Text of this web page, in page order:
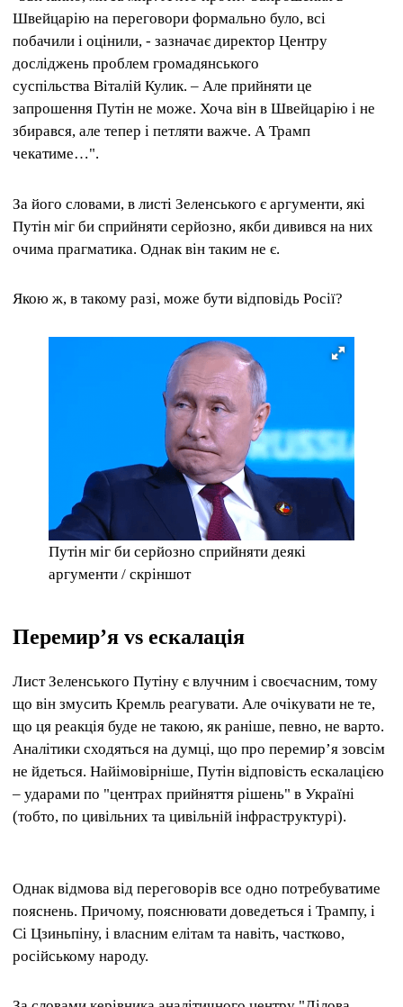
Швейцарію на переговори формально було, всі
побачили і оцінили, - зазначає директор Центру
досліджень проблем громадянського
суспільства Віталій Кулик. – Але прийняти це
запрошення Путін не може. Хоча він в Швейцарію і не
збирався, але тепер і петляти важче. А Трамп
чекатиме…".
За його словами, в листі Зеленського є аргументи, які
Путін міг би сприйняти серйозно, якби дивився на них
очима прагматика. Однак він таким не є.
Якою ж, в такому разі, може бути відповідь Росії?
Путін міг би серйозно сприйняти деякі
аргументи / скріншот
Перемир’я vs ескалація
Лист Зеленського Путіну є влучним і своєчасним, тому
що він змусить Кремль реагувати. Але очікувати не те,
що ця реакція буде не такою, як раніше, певно, не варто.
Аналітики сходяться на думці, що про перемир’я зовсім
не йдеться. Найімовірніше, Путін відповість ескалацією
– ударами по "центрах прийняття рішень" в Україні
(тобто, по цивільних та цивільній інфраструктурі).
Однак відмова від переговорів все одно потребуватиме
пояснень. Причому, пояснювати доведеться і Трампу, і
Сі Цзиньпіну, і власним елітам та навіть, частково,
російському народу.